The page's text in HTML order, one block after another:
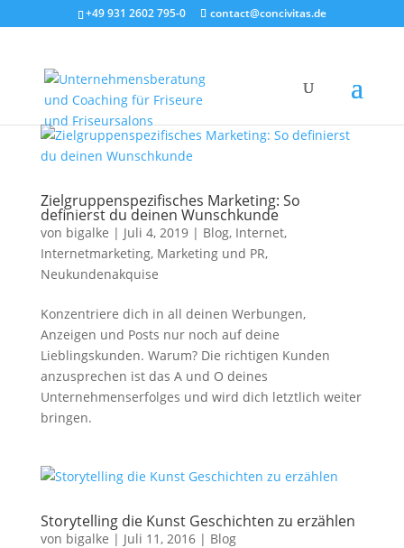
+49 931 2602 795-0 contact@concivitas.de
Zielgruppenspezifisches Marketing: So
definierst du deinen Wunschkunde
von bigalke | Juli 4, 2019| Blog, Internet,
Internetmarketing, Marketing und PR,
Neukundenakquise
Konzentriere dich in all deinen Werbungen,
Anzeigen und Posts nur noch auf deine
Lieblingskunden. Warum? Die richtigen Kunden
anzusprechen ist das A und O deines
Unternehmenserfolges und wird dich letztlich weiter
bringen.
Storytelling die Kunst Geschichten zu erzählen
von bigalke | Juli 11, 2016| Blog